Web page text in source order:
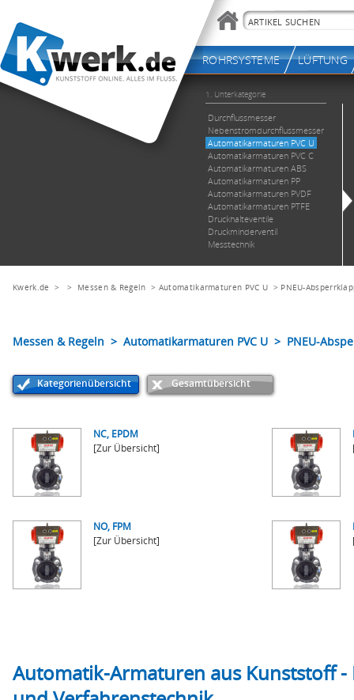
Kwerk.de > > Messen & Regeln > Automatikarmaturen PVC U > PNEU-
Messen & Regeln > Automatikarmaturen PVC U > PNEU-
Kategorienübersicht Gesamtübersicht
NC, EPDM
[Zur Übersicht]
NO, FPM
[Zur Übersicht]
Automatik-Armaturen aus Kunststoff -